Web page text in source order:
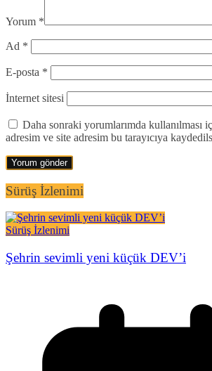
Yorum *
Ad *
E-posta *
İnternet sitesi
Daha sonraki yorumlarımda kullanılması
adresim ve site adresim bu tarayıcıya
Sürüş İzlenimi
Sürüş İzlenimi
Şehrin sevimli yeni küçük DEV’i